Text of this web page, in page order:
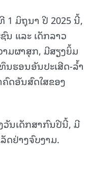
1 ມິຖຸນາ ປີ 2025 ນີ້,
ແລະ ເດັກລາວ
ມຜາສຸກ, ມີສຽງຍິ້ມ
ຮອນອັນປະເສີດ-ລໍ້າ
ດອັນສົດໃສຂອງ
ນເດັກສາກົນປີນີ້, ມີ
ດຢ່າງຈົບງາມ.